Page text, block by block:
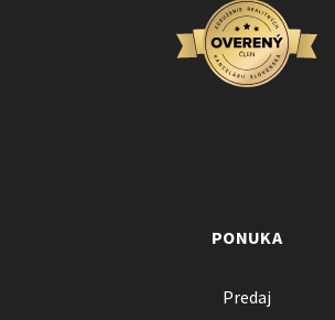
PONUKA
Predaj